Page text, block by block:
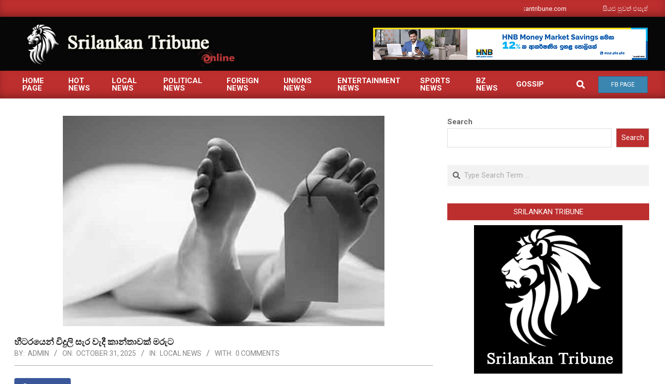
to
srilankantribune.com සියළු පුවත් එසැනින් ඔබ වෙත
SRILANKANTRIBUNE.COM
Primary
Menu
HOME
PAGE
HOT
NEWS
LOCAL
NEWS
POLITICAL
NEWS
FOREIGN
NEWS
UNIONS
NEWS
ENTERTAINMENT
NEWS
SPORTS
NEWS
BZ
NEWS
GOSSIP SEARCH
FB PAGE
හීටරයෙන් විදුලි සැර වැදී කාන්තාවක් මරුට
BY: ADMIN ON: OCTOBER 31, 2025 IN: LOCAL NEWS WITH: 0 COMMENTS
Search
Search
Search
SRILANKAN TRIBUNE